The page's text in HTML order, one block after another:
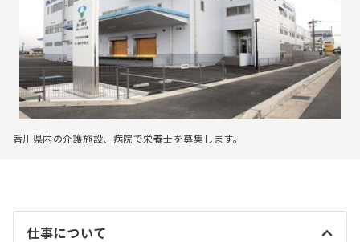
香川県内の介護施設、病院で栄養士を募集します。
仕事について